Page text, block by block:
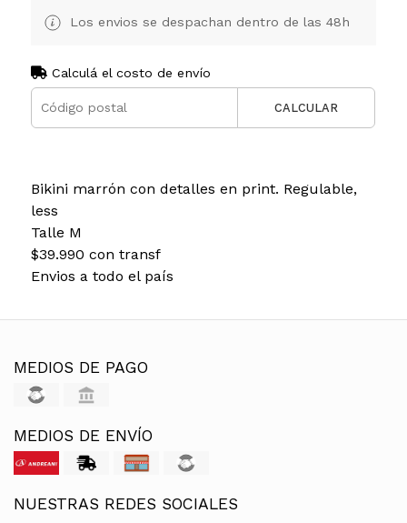
Los envios se despachan dentro de las 48h
Calculá el costo de envío
CALCULAR
Bikini marrón con detalles en print. Regulable,
less
Talle M
$39.990 con transf
Envios a todo el país
MEDIOS DE PAGO
MEDIOS DE ENVÍO
NUESTRAS REDES SOCIALES